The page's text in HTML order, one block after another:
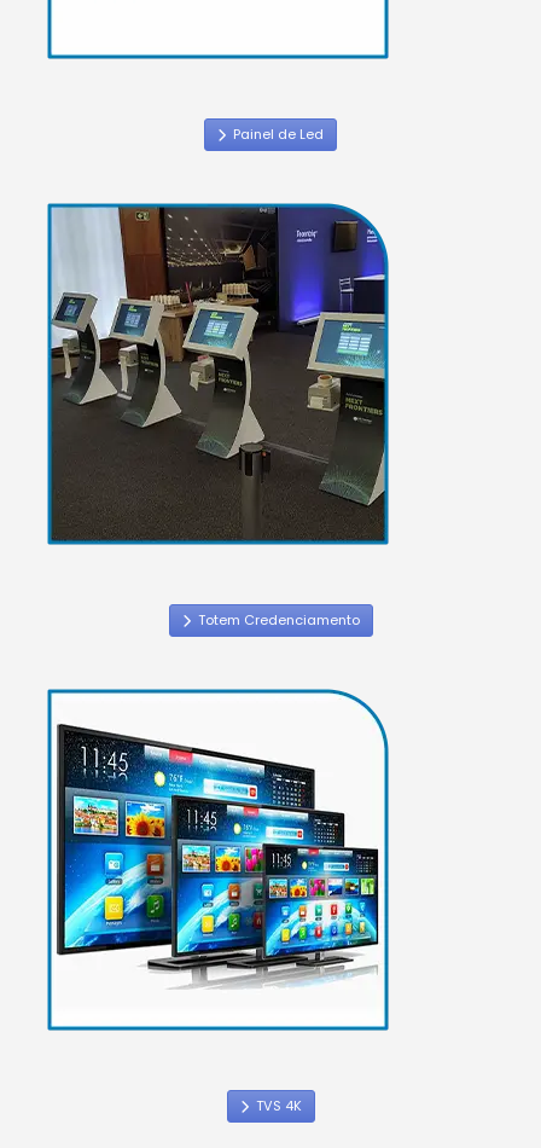
Painel de Led
Totem Credenciamento
TVS 4K